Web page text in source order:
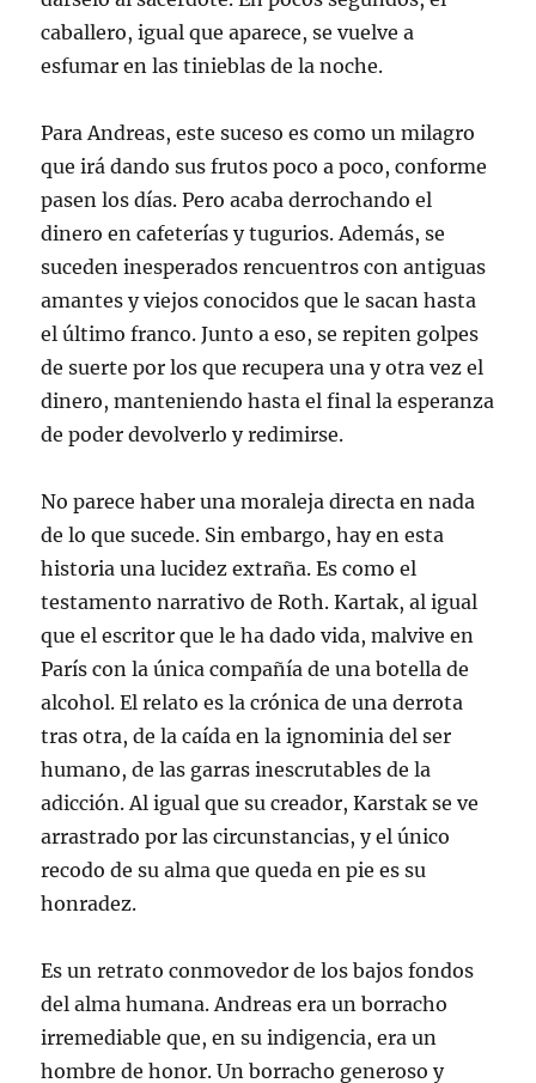
caballero, igual que aparece, se vuelve a
esfumar en las tinieblas de la noche.
Para Andreas, este suceso es como un milagro
que irá dando sus frutos poco a poco, conforme
pasen los días. Pero acaba derrochando el
dinero en cafeterías y tugurios. Además, se
suceden inesperados rencuentros con antiguas
amantes y viejos conocidos que le sacan hasta
el último franco. Junto a eso, se repiten golpes
de suerte por los que recupera una y otra vez el
dinero, manteniendo hasta el final la esperanza
de poder devolverlo y redimirse.
No parece haber una moraleja directa en nada
de lo que sucede. Sin embargo, hay en esta
historia una lucidez extraña. Es como el
testamento narrativo de Roth. Kartak, al igual
que el escritor que le ha dado vida, malvive en
París con la única compañía de una botella de
alcohol. El relato es la crónica de una derrota
tras otra, de la caída en la ignominia del ser
humano, de las garras inescrutables de la
adicción. Al igual que su creador, Karstak se ve
arrastrado por las circunstancias, y el único
recodo de su alma que queda en pie es su
honradez.
Es un retrato conmovedor de los bajos fondos
del alma humana. Andreas era un borracho
irremediable que, en su indigencia, era un
hombre de honor. Un borracho generoso y